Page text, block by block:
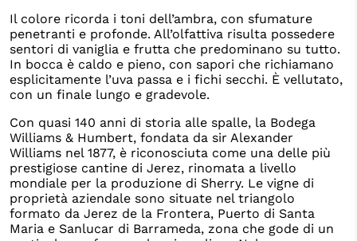
Il colore ricorda i toni dell’ambra, con sfumature
penetranti e profonde. All’olfattiva risulta possedere
sentori di vaniglia e frutta che predominano su tutto.
In bocca è caldo e pieno, con sapori che richiamano
esplicitamente l’uva passa e i fichi secchi. È vellutato,
con un finale lungo e gradevole.
Con quasi 140 anni di storia alle spalle, la Bodega
Williams & Humbert, fondata da sir Alexander
Williams nel 1877, è riconosciuta come una delle più
prestigiose cantine di Jerez, rinomata a livello
mondiale per la produzione di Sherry. Le vigne di
proprietà aziendale sono situate nel triangolo
formato da Jerez de la Frontera, Puerto di Santa
Maria e Sanlucar di Barrameda, zona che gode di un